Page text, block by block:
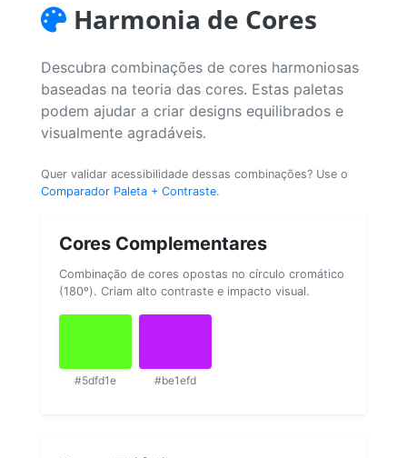
Harmonia de Cores
Descubra combinações de cores harmoniosas
baseadas na teoria das cores. Estas paletas
podem ajudar a criar designs equilibrados e
visualmente agradáveis.
Quer validar acessibilidade dessas combinações? Use o
Comparador Paleta + Contraste.
Cores Complementares
Combinação de cores opostas no círculo cromático
(180º). Criam alto contraste e impacto visual.
#5dfd1e #be1efd